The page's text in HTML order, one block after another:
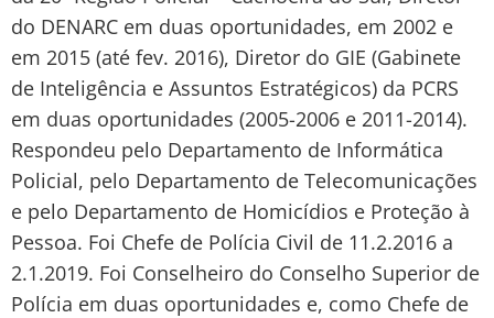
do DENARC em duas oportunidades, em 2002 e
em 2015 (até fev. 2016), Diretor do GIE (Gabinete
de Inteligência e Assuntos Estratégicos) da PCRS
em duas oportunidades (2005-2006 e 2011-2014).
Respondeu pelo Departamento de Informática
Policial, pelo Departamento de Telecomunicações
e pelo Departamento de Homicídios e Proteção à
Pessoa. Foi Chefe de Polícia Civil de 11.2.2016 a
2.1.2019. Foi Conselheiro do Conselho Superior de
Polícia em duas oportunidades e, como Chefe de